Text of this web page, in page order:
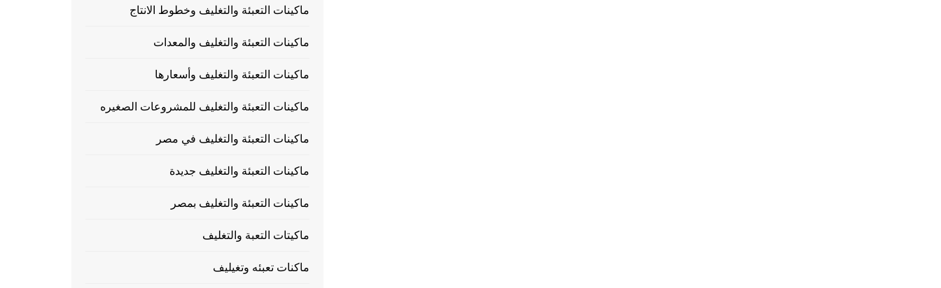
ماكينات التعبئة والتغليف وخطوط الانتاج
ماكينات التعبئة والتغليف والمعدات
ماكينات التعبئة والتغليف وأسعارها
ماكينات التعبئة والتغليف للمشروعات الصغيره
ماكينات التعبئة والتغليف في مصر
ماكينات التعبئة والتغليف جديدة
ماكينات التعبئة والتغليف بمصر
ماكيتات التعبة والتغليف
ماكنات تعبئه وتغيليف